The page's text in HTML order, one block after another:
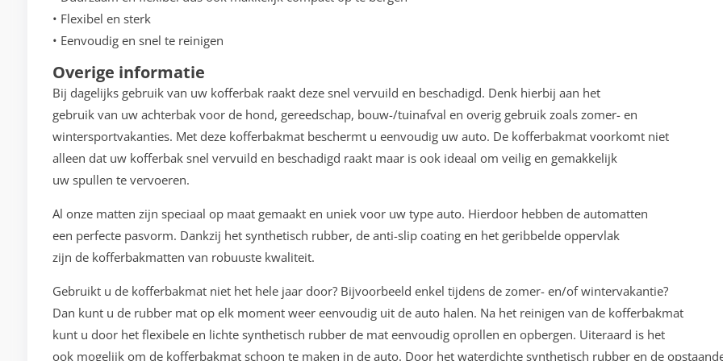
• Flexibel en sterk
• Eenvoudig en snel te reinigen
Overige informatie
Bij dagelijks gebruik van uw kofferbak raakt deze snel vervuild en beschadigd. Denk hierbij aan het
gebruik van uw achterbak voor de hond, gereedschap, bouw-/tuinafval en overig gebruik zoals zomer- en
wintersportvakanties. Met deze kofferbakmat beschermt u eenvoudig uw auto. De kofferbakmat voorkomt niet
alleen dat uw kofferbak snel vervuild en beschadigd raakt maar is ook ideaal om veilig en gemakkelijk
uw spullen te vervoeren.
Al onze matten zijn speciaal op maat gemaakt en uniek voor uw type auto. Hierdoor hebben de automatten
een perfecte pasvorm. Dankzij het synthetisch rubber, de anti-slip coating en het geribbelde oppervlak
zijn de kofferbakmatten van robuuste kwaliteit.
Gebruikt u de kofferbakmat niet het hele jaar door? Bijvoorbeeld enkel tijdens de zomer- en/of wintervakantie?
Dan kunt u de rubber mat op elk moment weer eenvoudig uit de auto halen. Na het reinigen van de kofferbakmat
kunt u door het flexibele en lichte synthetisch rubber de mat eenvoudig oprollen en opbergen. Uiteraard is het
ook mogelijk om de kofferbakmat schoon te maken in de auto. Door het waterdichte synthetisch rubber en de